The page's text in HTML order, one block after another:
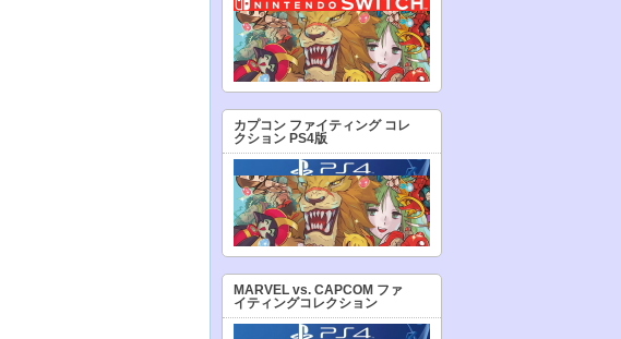
カプコン ファイティング コレ
クション PS4版
MARVEL vs. CAPCOM ファ
イティングコレクション